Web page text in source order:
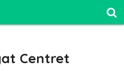
Centret